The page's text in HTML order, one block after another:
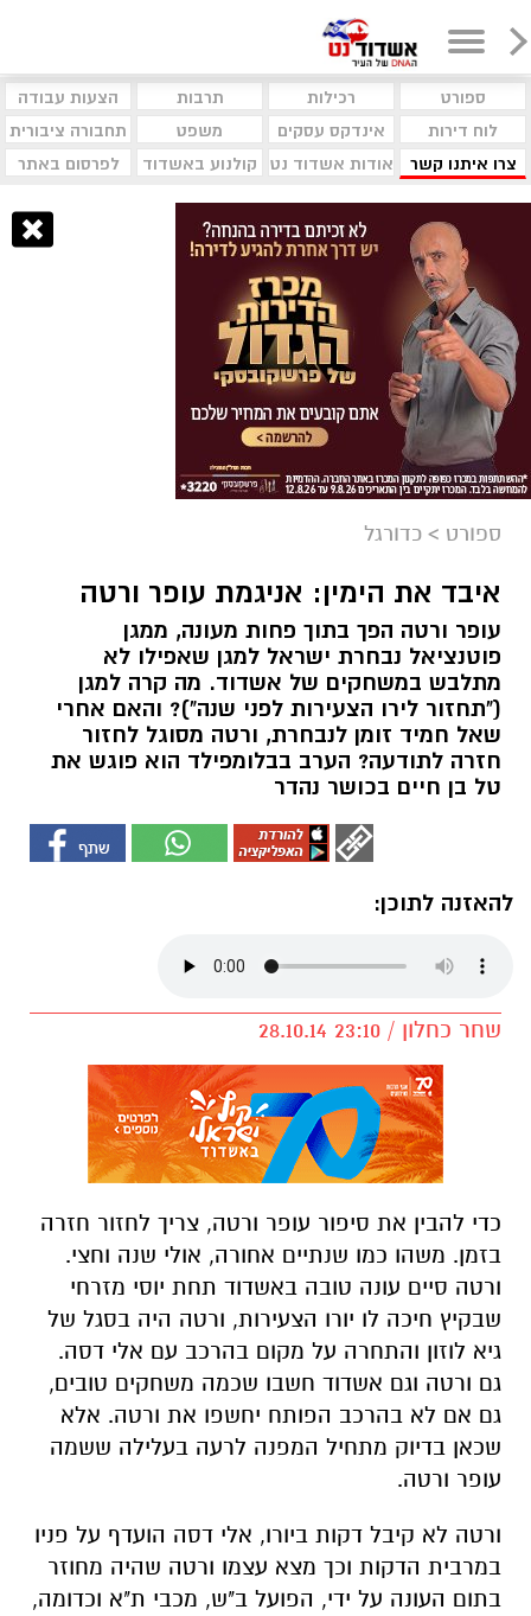
ספורט רכילות תרבות
הצעות עבודה
לוח דירות
אינדקס עסקים משפט
תחבורה ציבורית
צרו איתנו קשר
אודות אשדוד נט קולנוע באשדוד לפרסום באתר
ספורט > כדורגל
איבד את הימין: אניגמת עופר ורטה
עופר ורטה הפך בתוך פחות מעונה, ממגן
פוטנציאל נבחרת ישראל למגן שאפילו לא
מתלבש במשחקים של אשדוד. מה קרה למגן
("תחזור לירו הצעירות לפני שנה")? והאם אחרי
שאל חמיד זומן לנבחרת, ורטה מסוגל לחזור
חזרה לתודעה? הערב בבלומפילד הוא פוגש את
טל בן חיים בכושר נהדר
להאזנה לתוכן:
שחר כחלון / 23:10 28.10.14
כדי להבין את סיפור עופר ורטה, צריך לחזור חזרה
בזמן. משהו כמו שנתיים אחורה, אולי שנה וחצי.
ורטה סיים עונה טובה באשדוד תחת יוסי מזרחי
שבקיץ חיכה לו יורו הצעירות, ורטה היה בסגל של
גיא לוזון והתחרה על מקום בהרכב עם אלי דסה.
גם ורטה וגם אשדוד חשבו שכמה משחקים טובים,
גם אם לא בהרכב הפותח יחשפו את ורטה. אלא
שכאן בדיוק מתחיל המפנה לרעה בעלילה ששמה
עופר ורטה.
ורטה לא קיבל דקות ביורו, אלי דסה הועדף על פניו
במרבית הדקות וכך מצא עצמו ורטה שהיה מחוזר
בתום העונה על ידי, הפועל ב"ש, מכבי ת"א וכדומה,